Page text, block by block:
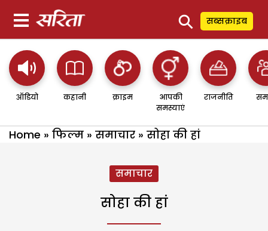
⚲ सब्सक्राइब
ऑडियो कहानी क्राइम
आपकी
समस्याएं
राजनीति
Home » फिल्म » समाचार » सोहा की हां
समाचार
सोहा की हां